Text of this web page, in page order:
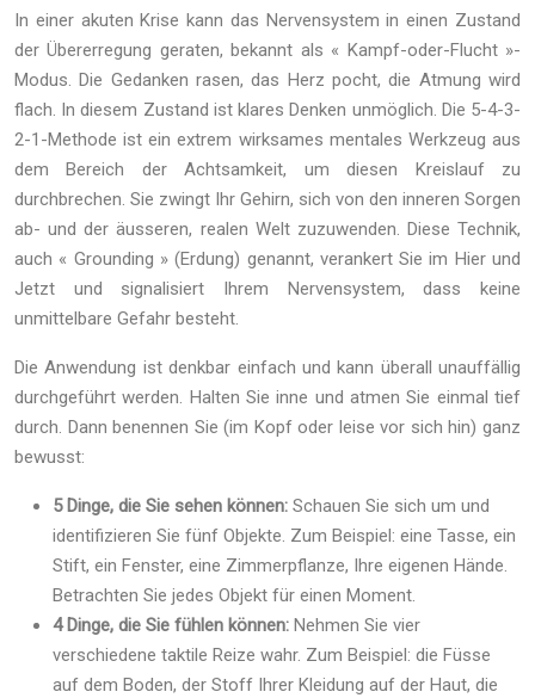
In einer akuten Krise kann das Nervensystem in einen Zustand
der Übererregung geraten, bekannt als « Kampf-oder-Flucht »-
Modus. Die Gedanken rasen, das Herz pocht, die Atmung wird
flach. In diesem Zustand ist klares Denken unmöglich. Die 5-4-3-
2-1-Methode ist ein extrem wirksames mentales Werkzeug aus
dem Bereich der Achtsamkeit, um diesen Kreislauf zu
durchbrechen. Sie zwingt Ihr Gehirn, sich von den inneren Sorgen
ab- und der äusseren, realen Welt zuzuwenden. Diese Technik,
auch « Grounding » (Erdung) genannt, verankert Sie im Hier und
Jetzt und signalisiert Ihrem Nervensystem, dass keine
unmittelbare Gefahr besteht.
Die Anwendung ist denkbar einfach und kann überall unauffällig
durchgeführt werden. Halten Sie inne und atmen Sie einmal tief
durch. Dann benennen Sie (im Kopf oder leise vor sich hin) ganz
bewusst:
5 Dinge, die Sie sehen können: Schauen Sie sich um und
identifizieren Sie fünf Objekte. Zum Beispiel: eine Tasse, ein
Stift, ein Fenster, eine Zimmerpflanze, Ihre eigenen Hände.
Betrachten Sie jedes Objekt für einen Moment.
4 Dinge, die Sie fühlen können: Nehmen Sie vier
verschiedene taktile Reize wahr. Zum Beispiel: die Füsse
auf dem Boden, der Stoff Ihrer Kleidung auf der Haut, die